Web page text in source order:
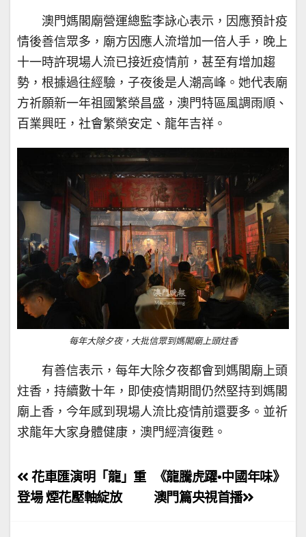
澳門媽閣廟營運總監李詠心表示，因應預計疫
情後善信眾多，廟方因應人流增加一倍人手，晚上
十一時許現場人流已接近疫情前，甚至有增加趨
勢，根據過往經驗，子夜後是人潮高峰。她代表廟
方祈願新一年祖國繁榮昌盛，澳門特區風調雨順、
百業興旺，社會繁榮安定、龍年吉祥。
每年大除夕夜，大批信眾到媽閣廟上頭炷香
有善信表示，每年大除夕夜都會到媽閣廟上頭
炷香，持續數十年，即使疫情期間仍然堅持到媽閣
廟上香，今年感到現場人流比疫情前還要多。並祈
求龍年大家身體健康，澳門經濟復甦。
文
章
《龍騰虎躍•中國年味》
澳門篇央視首播
花車匯演明「龍」重
登場 煙花壓軸綻放